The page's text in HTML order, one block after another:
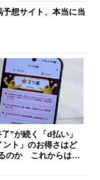
想サイト、本当に当
”が続く「d払い」
ント」のお得さはど
のか これからは